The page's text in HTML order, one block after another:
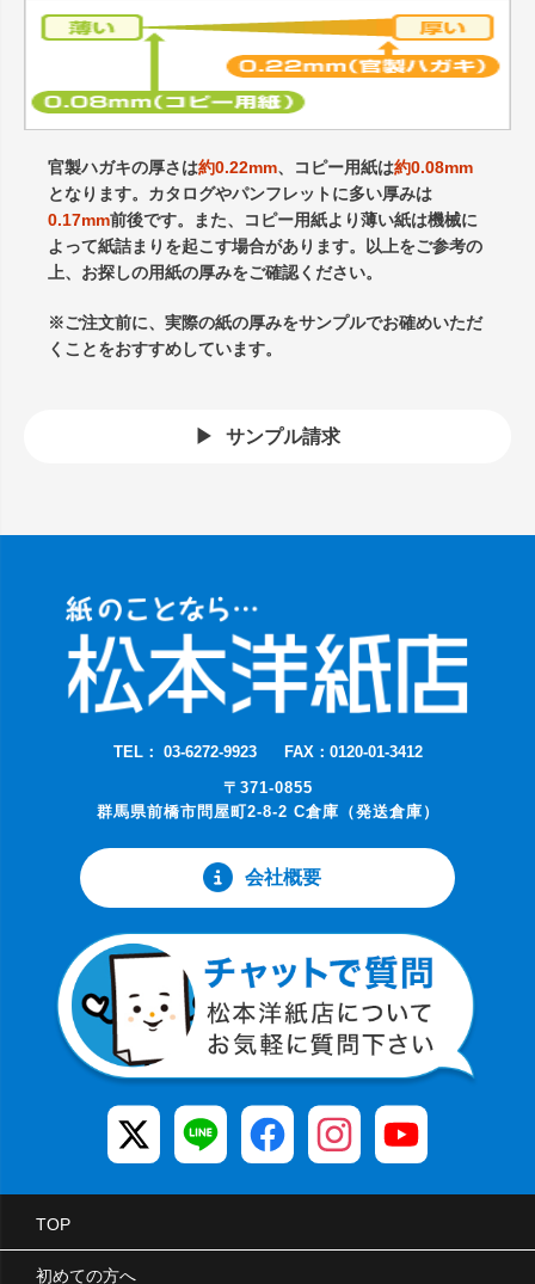
官製ハガキの厚さは約0.22mm、コピー用紙は約0.08mm
となります。カタログやパンフレットに多い厚みは
0.17mm前後です。また、コピー用紙より薄い紙は機械に
よって紙詰まりを起こす場合があります。以上をご参考の
上、お探しの用紙の厚みをご確認ください。
※ご注文前に、実際の紙の厚みをサンプルでお確めいただ
くことをおすすめしています。
サンプル請求
TEL： 03-6272-9923
FAX：0120-01-3412
〒371-0855
群馬県前橋市問屋町2-8-2 C倉庫（発送倉庫）
会社概要
TOP
初めての方へ